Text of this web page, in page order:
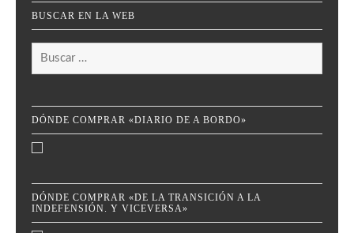
BUSCAR EN LA WEB
Buscar:
DÓNDE COMPRAR «DIARIO DE A BORDO»
DÓNDE COMPRAR «DE LA TRANSICIÓN A LA
INDEFENSIÓN. Y VICEVERSA»